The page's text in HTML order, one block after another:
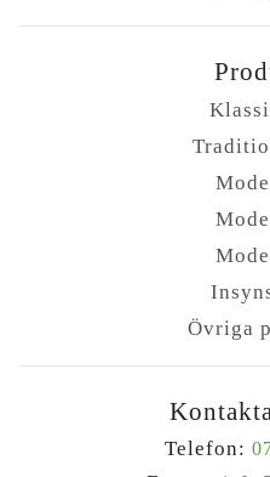
Övriga
Telefon: